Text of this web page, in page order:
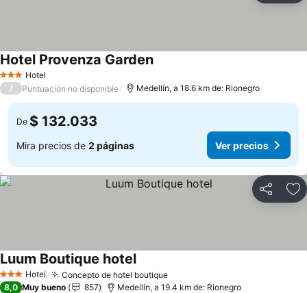
3 Estrellas
Hotel
Hotel Provenza GardenVer precios
/ Puntuación no disponible Medellín, a 18.6 km de: Rionegro
De $ 132.033
Mira precios de 2 páginas Ver precios
Compartir
3 Estrellas
Hotel Concepto de hotel boutiqueVer precios
Luum Boutique hotelVer precios
8,0 Muy bueno 857 Medellín, a 19.4 km de: Rionegro